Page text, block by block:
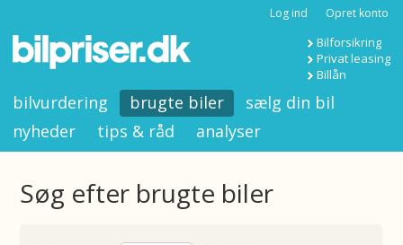
Log ind Opret konto
Bilforsikring
Privat leasing
Billån
bilvurdering brugte biler
sælg din bil
nyheder
tips & råd analyser
Søg efter brugte biler